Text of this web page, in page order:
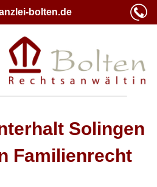
bolten.de
Solingen
Familienrecht